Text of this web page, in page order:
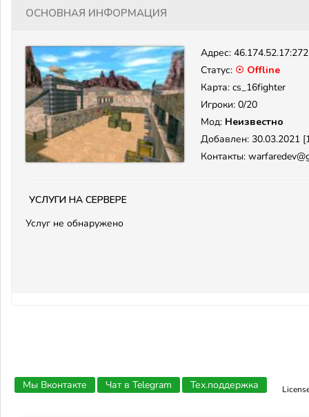
Основная информация
Адрес:
Статус: ☉ Offline
Карта: cs_16fighter
Игроки: 0/20
Мод: Неизвестно
Добавлен: 30.03.2021
Контакты:
Услуги на сервере
Услуг не обнаружено
Мы Вконтакте Чат в Telegram Тех.поддержка